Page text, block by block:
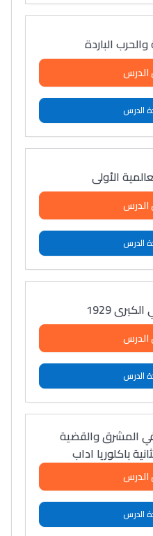
والحرب الباردة
الدرس
الدرس
الأولى
الدرس
الدرس
1929
الدرس
الدرس
المشرق والقضية
باكلوريا اداب
الدرس
الدرس